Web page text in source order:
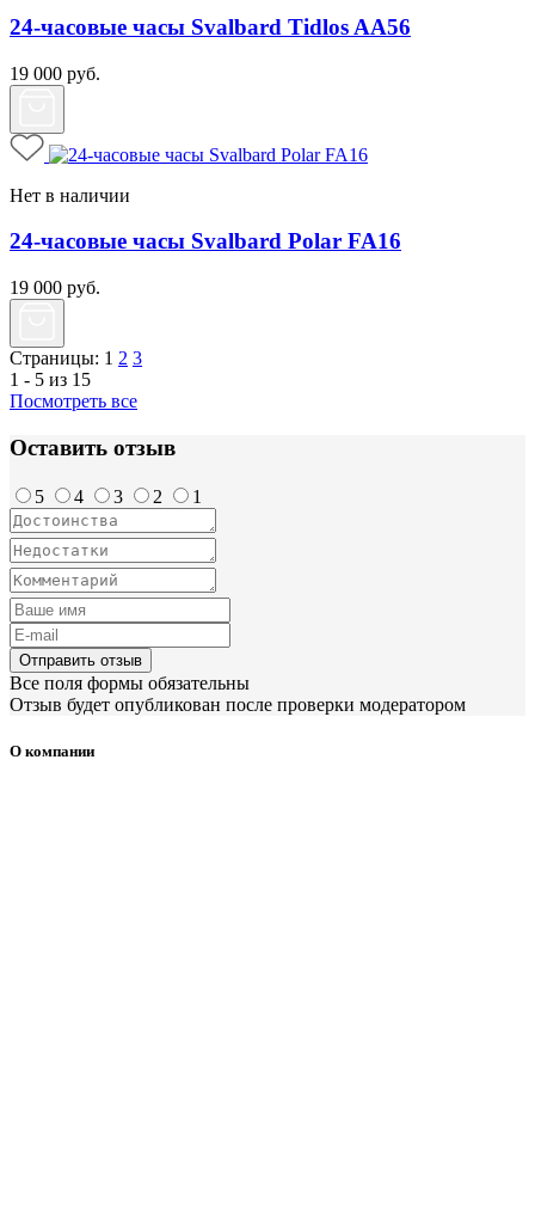
24-часовые часы Svalbard Tidlos AA56
19 000 руб.
Нет в наличии
24-часовые часы Svalbard Polar FA16
19 000 руб.
Страницы: 1 2 3
1 - 5 из 15
Посмотреть все
Оставить отзыв
5 4 3 2 1
Отправить отзыв
Все поля формы обязательны
Отзыв будет опубликован после проверки модератором
О компании